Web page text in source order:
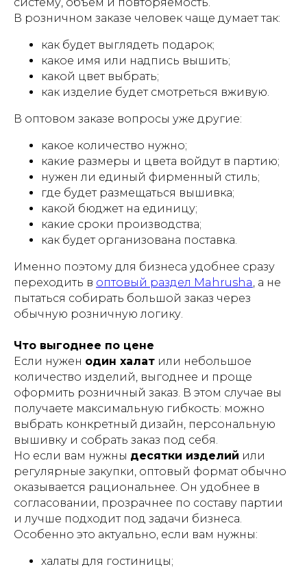
В розничном заказе человек чаще думает так:
как будет выглядеть подарок;
какое имя или надпись вышить;
какой цвет выбрать;
как изделие будет смотреться вживую.
В оптовом заказе вопросы уже другие:
какое количество нужно;
какие размеры и цвета войдут в партию;
нужен ли единый фирменный стиль;
где будет размещаться вышивка;
какой бюджет на единицу;
какие сроки производства;
как будет организована поставка.
Именно поэтому для бизнеса удобнее сразу
переходить в оптовый раздел Mahrusha , а не
пытаться собирать большой заказ через
обычную розничную логику.
Что выгоднее по цене
Если нужен один халат или небольшое
количество изделий, выгоднее и проще
оформить розничный заказ. В этом случае вы
получаете максимальную гибкость: можно
выбрать конкретный дизайн, персональную
вышивку и собрать заказ под себя.
Но если вам нужны десятки изделий или
регулярные закупки, оптовый формат обычно
оказывается рациональнее. Он удобнее в
согласовании, прозрачнее по составу партии
и лучше подходит под задачи бизнеса.
Особенно это актуально, если вам нужны:
халаты для гостиницы;